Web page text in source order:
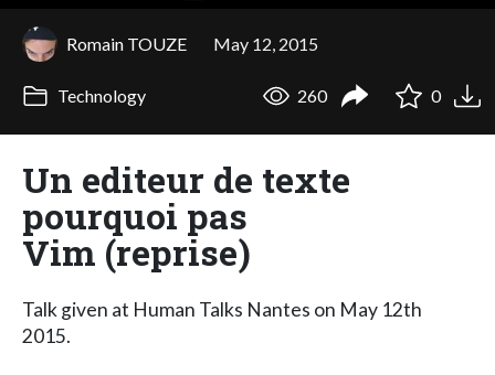
Romain TOUZE May 12, 2015
Technology 260 0
Un editeur de texte
pourquoi pas
Vim (reprise)
Talk given at Human Talks Nantes on May 12th
2015.